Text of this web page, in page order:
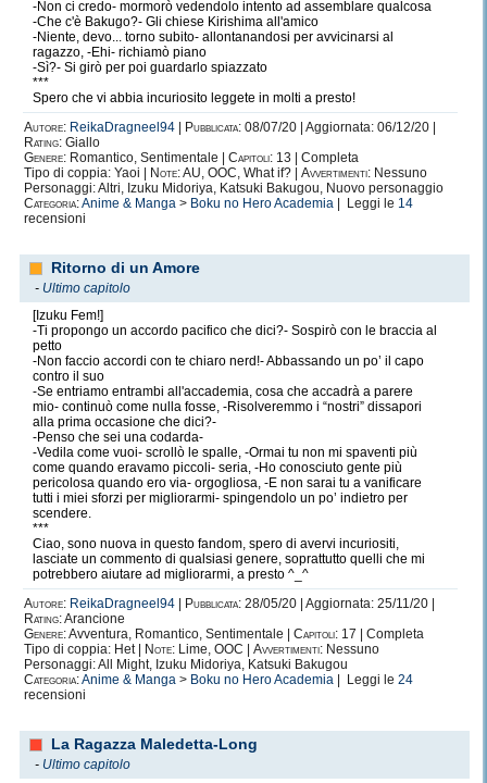
-Non ci credo- mormorò vedendolo intento ad assemblare qualcosa
-Che c'è Bakugo?- Gli chiese Kirishima all'amico
-Niente, devo... torno subito- allontanandosi per avvicinarsi al
ragazzo, -Ehi- richiamò piano
-Sì?- Si girò per poi guardarlo spiazzato
***
Spero che vi abbia incuriosito leggete in molti a presto!
Autore: ReikaDragneel94 Pubblicata: 08/07/20 | Aggiornata: 06/12/20 |
Rating: Giallo
Genere: Romantico, Sentimentale | Capitoli: 13 | Completa
Tipo di coppia: Yaoi |
Note:AU, OOC, What if? | Avvertimenti: Nessuno
Personaggi: Altri, Izuku Midoriya, Katsuki Bakugou, Nuovo personaggio
Categoria:Anime & Manga > Boku no Hero Academia | Leggi le 14
recensioni
Ritorno di un Amore
- Ultimo capitolo
[Izuku Fem!]
-Ti propongo un accordo pacifico che dici?- Sospirò con le braccia al
petto
-Non faccio accordi con te chiaro nerd!- Abbassando un po’ il capo
contro il suo
-Se entriamo entrambi all'accademia, cosa che accadrà a parere
mio- continuò come nulla fosse, -Risolveremmo i “nostri” dissapori
alla prima occasione che dici?-
-Penso che sei una codarda-
-Vedila come vuoi- scrollò le spalle, -Ormai tu non mi spaventi più
come quando eravamo piccoli- seria, -Ho conosciuto gente più
pericolosa quando ero via- orgogliosa, -E non sarai tu a vanificare
tutti i miei sforzi per migliorarmi- spingendolo un po’ indietro per
scendere.
***
Ciao, sono nuova in questo fandom, spero di avervi incuriositi,
lasciate un commento di qualsiasi genere, soprattutto quelli che mi
potrebbero aiutare ad migliorarmi, a presto ^_^
Autore: ReikaDragneel94 Pubblicata: 28/05/20 | Aggiornata: 25/11/20 |
Rating:Arancione
Genere:Avventura, Romantico, Sentimentale | Capitoli: 17 | Completa
Tipo di coppia: Het |
Note: Lime, OOC | Avvertimenti: Nessuno
Personaggi: All Might, Izuku Midoriya, Katsuki Bakugou
Categoria:Anime & Manga > Boku no Hero Academia | Leggi le 24
recensioni
La Ragazza Maledetta-Long
- Ultimo capitolo